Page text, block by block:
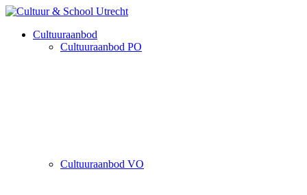
Cultuuraanbod
Cultuuraanbod PO
Cultuuraanbod VO